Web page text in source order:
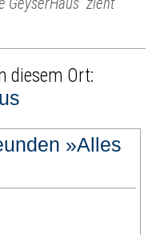
diesem Ort:
»Alles